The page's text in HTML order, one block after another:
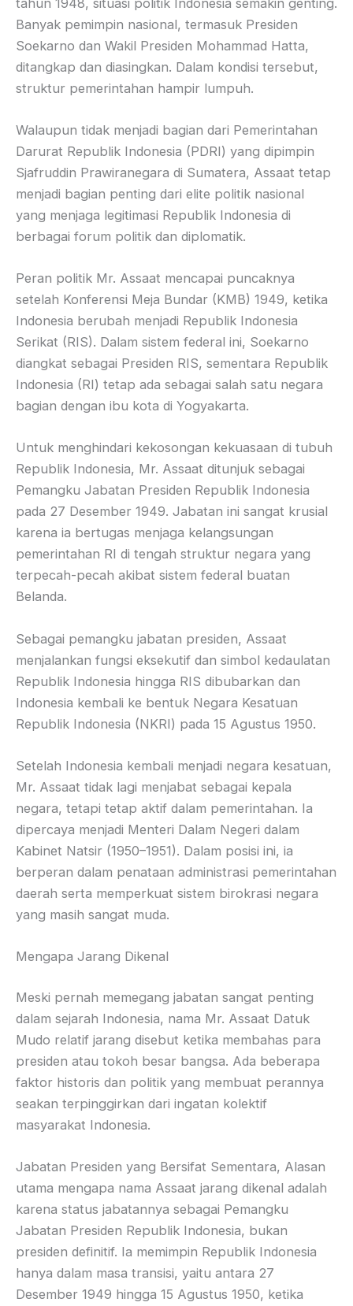
Banyak pemimpin nasional, termasuk Presiden
Soekarno dan Wakil Presiden Mohammad Hatta,
ditangkap dan diasingkan. Dalam kondisi tersebut,
struktur pemerintahan hampir lumpuh.
Walaupun tidak menjadi bagian dari Pemerintahan
Darurat Republik Indonesia (PDRI) yang dipimpin
Sjafruddin Prawiranegara di Sumatera, Assaat tetap
menjadi bagian penting dari elite politik nasional
yang menjaga legitimasi Republik Indonesia di
berbagai forum politik dan diplomatik.
Peran politik Mr. Assaat mencapai puncaknya
setelah Konferensi Meja Bundar (KMB) 1949, ketika
Indonesia berubah menjadi Republik Indonesia
Serikat (RIS). Dalam sistem federal ini, Soekarno
diangkat sebagai Presiden RIS, sementara Republik
Indonesia (RI) tetap ada sebagai salah satu negara
bagian dengan ibu kota di Yogyakarta.
Untuk menghindari kekosongan kekuasaan di tubuh
Republik Indonesia, Mr. Assaat ditunjuk sebagai
Pemangku Jabatan Presiden Republik Indonesia
pada 27 Desember 1949. Jabatan ini sangat krusial
karena ia bertugas menjaga kelangsungan
pemerintahan RI di tengah struktur negara yang
terpecah-pecah akibat sistem federal buatan
Belanda.
Sebagai pemangku jabatan presiden, Assaat
menjalankan fungsi eksekutif dan simbol kedaulatan
Republik Indonesia hingga RIS dibubarkan dan
Indonesia kembali ke bentuk Negara Kesatuan
Republik Indonesia (NKRI) pada 15 Agustus 1950.
Setelah Indonesia kembali menjadi negara kesatuan,
Mr. Assaat tidak lagi menjabat sebagai kepala
negara, tetapi tetap aktif dalam pemerintahan. Ia
dipercaya menjadi Menteri Dalam Negeri dalam
Kabinet Natsir (1950–1951). Dalam posisi ini, ia
berperan dalam penataan administrasi pemerintahan
daerah serta memperkuat sistem birokrasi negara
yang masih sangat muda.
Mengapa Jarang Dikenal
Meski pernah memegang jabatan sangat penting
dalam sejarah Indonesia, nama Mr. Assaat Datuk
Mudo relatif jarang disebut ketika membahas para
presiden atau tokoh besar bangsa. Ada beberapa
faktor historis dan politik yang membuat perannya
seakan terpinggirkan dari ingatan kolektif
masyarakat Indonesia.
Jabatan Presiden yang Bersifat Sementara, Alasan
utama mengapa nama Assaat jarang dikenal adalah
karena status jabatannya sebagai Pemangku
Jabatan Presiden Republik Indonesia, bukan
presiden definitif. Ia memimpin Republik Indonesia
hanya dalam masa transisi, yaitu antara 27
Desember 1949 hingga 15 Agustus 1950, ketika